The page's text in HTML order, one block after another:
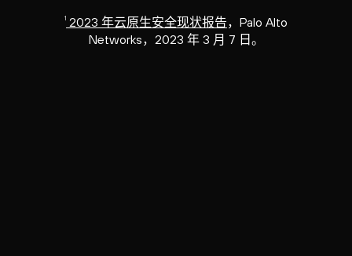
1 2023 年云原生安全现状报告，Palo Alto
Networks，2023 年 3 月 7 日。